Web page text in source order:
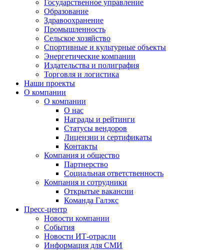
Государственное управление
Образование
Здравоохранение
Промышленность
Сельское хозяйство
Спортивные и культурные объекты
Энергетические компании
Издательства и полиграфия
Торговля и логистика
Наши проекты
О компании
О компании
О нас
Награды и рейтинги
Статусы вендоров
Лицензии и сертификаты
Контакты
Компания и общество
Партнерство
Социальная ответственность
Компания и сотрудники
Открытые вакансии
Команда Галэкс
Пресс-центр
Новости компании
События
Новости ИТ-отрасли
Информация для СМИ